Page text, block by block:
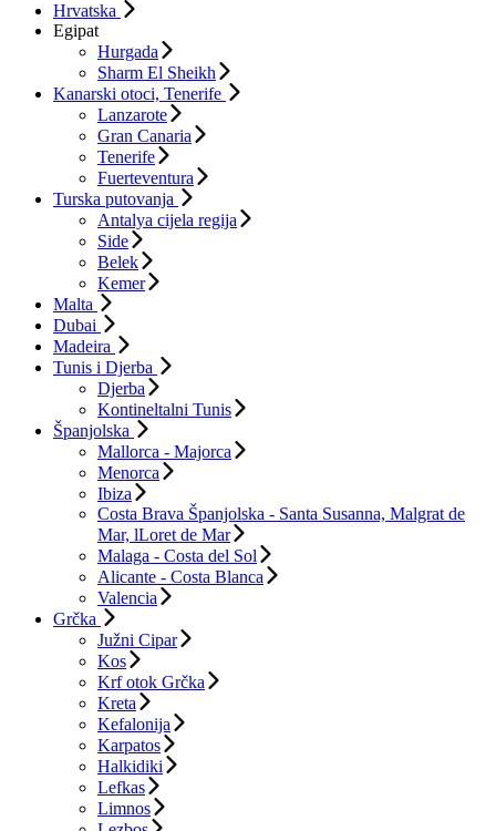
Hrvatska
Egipat
Hurgada
Sharm El Sheikh
Kanarski otoci, Tenerife
Lanzarote
Gran Canaria
Tenerife
Fuerteventura
Turska putovanja
Antalya cijela regija
Side
Belek
Kemer
Malta
Dubai
Madeira
Tunis i Djerba
Djerba
Kontineltalni Tunis
Španjolska
Mallorca - Majorca
Menorca
Ibiza
Costa Brava Španjolska - Santa Susanna, Malgrat de
Mar, lLoret de Mar
Malaga - Costa del Sol
Alicante - Costa Blanca
Valencia
Grčka
Južni Cipar
Kos
Krf otok Grčka
Kreta
Kefalonija
Karpatos
Halkidiki
Lefkas
Limnos